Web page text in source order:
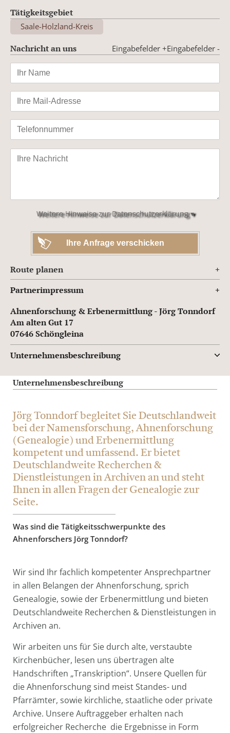
Tätigkeitsgebiet
Saale-Holzland-Kreis
Nachricht an uns Eingabefelder -
Eingabefelder +
Bitte
lasse
leer.Weitere Hinweise zur Datenschutzerklärung ▾
Route planen
Partnerimpressum
Ahnenforschung & Erbenermittlung - Jörg Tonndorf
Am alten Gut 17
07646 Schöngleina
Unternehmensbeschreibung
Unternehmensbeschreibung
Jörg Tonndorf begleitet Sie Deutschlandweit
bei der Namensforschung, Ahnenforschung
(Genealogie) und Erbenermittlung
kompetent und umfassend. Er bietet
Deutschlandweite Recherchen &
Dienstleistungen in Archiven an und steht
Ihnen in allen Fragen der Genealogie zur
Seite.
Was sind die Tätigkeitsschwerpunkte des
Ahnenforschers Jörg Tonndorf?
Wir sind Ihr fachlich kompetenter Ansprechpartner
in allen Belangen der Ahnenforschung, sprich
Genealogie, sowie der Erbenermittlung und bieten
Deutschlandweite Recherchen & Dienstleistungen in
Archiven an.
Wir arbeiten uns für Sie durch alte, verstaubte
Kirchenbücher, lesen uns übertragen alte
Handschriften „Transkription“. Unsere Quellen für
die Ahnenforschung sind meist Standes- und
Pfarrämter, sowie kirchliche, staatliche oder private
Archive. Unsere Auftraggeber erhalten nach
erfolgreicher Recherche die Ergebnisse in Form